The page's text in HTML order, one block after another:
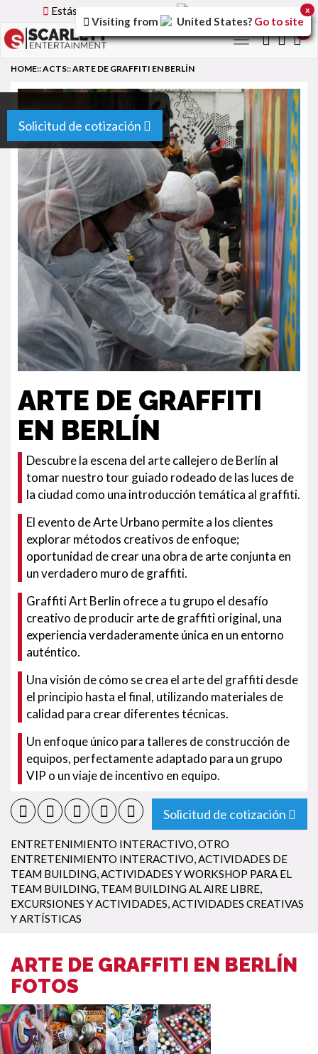
Estás utilizando la versión
Toggle
Solicitud de cotización
HOME::ACTS::ARTE DE GRAFFITI EN BERLÍN
ARTE DE GRAFFITI
EN BERLÍN
Descubre la escena del arte callejero de Berlín al
tomar nuestro tour guiado rodeado de las luces de
la ciudad como una introducción temática al graffiti.
El evento de Arte Urbano permite a los clientes
explorar métodos creativos de enfoque;
oportunidad de crear una obra de arte conjunta en
un verdadero muro de graffiti.
Graffiti Art Berlin ofrece a tu grupo el desafío
creativo de producir arte de graffiti original, una
experiencia verdaderamente única en un entorno
auténtico.
Una visión de cómo se crea el arte del graffiti desde
el principio hasta el final, utilizando materiales de
calidad para crear diferentes técnicas.
Un enfoque único para talleres de construcción de
equipos, perfectamente adaptado para un grupo
VIP o un viaje de incentivo en equipo.
Solicitud de cotización
ENTRETENIMIENTO INTERACTIVO,OTRO
ENTRETENIMIENTO INTERACTIVO,ACTIVIDADES DE
TEAM BUILDING,ACTIVIDADES Y WORKSHOP PARA EL
TEAM BUILDING, TEAM BUILDING AL AIRE LIBRE,
EXCURSIONES Y ACTIVIDADES,ACTIVIDADES CREATIVAS
Y ARTÍSTICAS
ARTE DE GRAFFITI EN BERLÍN
FOTOS
Visiting from United States? Go to site
x